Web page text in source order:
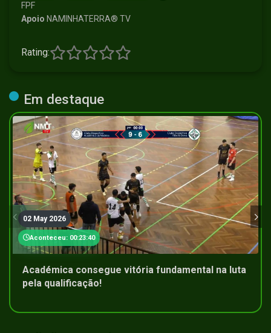
FPF
Apoio NAMINHATERRA® TV
Rating:
Em destaque
02 May 2026
Aconteceu: 00:23:40
Académica consegue vitória fundamental na luta
pela qualificação!